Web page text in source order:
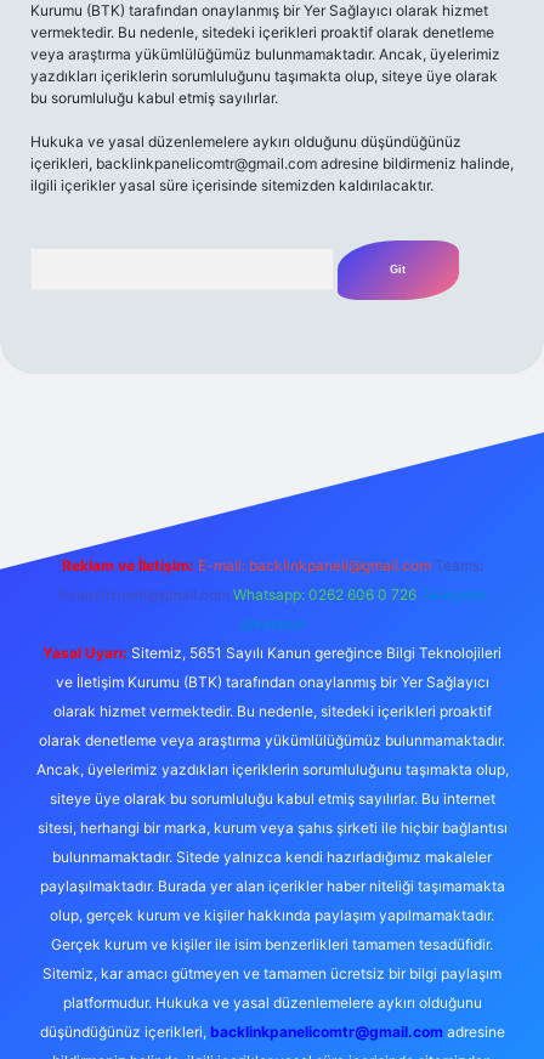
Kurumu (BTK) tarafından onaylanmış bir Yer Sağlayıcı olarak hizmet
vermektedir. Bu nedenle, sitedeki içerikleri proaktif olarak denetleme
veya araştırma yükümlülüğümüz bulunmamaktadır. Ancak, üyelerimiz
yazdıkları içeriklerin sorumluluğunu taşımakta olup, siteye üye olarak
bu sorumluluğu kabul etmiş sayılırlar.
Hukuka ve yasal düzenlemelere aykırı olduğunu düşündüğünüz
içerikleri, backlinkpanelicomtr@gmail.com adresine bildirmeniz halinde,
ilgili içerikler yasal süre içerisinde sitemizden kaldırılacaktır.
Reklam ve İletişim: E-mail: backlinkpaneli@gmail.com Teams:
forumhizmeti@gmail.com Whatsapp: 0262 606 0 726 Telegram:
@karabul
Yasal Uyarı: Sitemiz, 5651 Sayılı Kanun gereğince Bilgi Teknolojileri
ve İletişim Kurumu (BTK) tarafından onaylanmış bir Yer Sağlayıcı
olarak hizmet vermektedir. Bu nedenle, sitedeki içerikleri proaktif
olarak denetleme veya araştırma yükümlülüğümüz bulunmamaktadır.
Ancak, üyelerimiz yazdıkları içeriklerin sorumluluğunu taşımakta olup,
siteye üye olarak bu sorumluluğu kabul etmiş sayılırlar. Bu internet
sitesi, herhangi bir marka, kurum veya şahıs şirketi ile hiçbir bağlantısı
bulunmamaktadır. Sitede yalnızca kendi hazırladığımız makaleler
paylaşılmaktadır. Burada yer alan içerikler haber niteliği taşımamakta
olup, gerçek kurum ve kişiler hakkında paylaşım yapılmamaktadır.
Gerçek kurum ve kişiler ile isim benzerlikleri tamamen tesadüfidir.
Sitemiz, kar amacı gütmeyen ve tamamen ücretsiz bir bilgi paylaşım
platformudur. Hukuka ve yasal düzenlemelere aykırı olduğunu
düşündüğünüz içerikleri, backlinkpanelicomtr@gmail.comadresine